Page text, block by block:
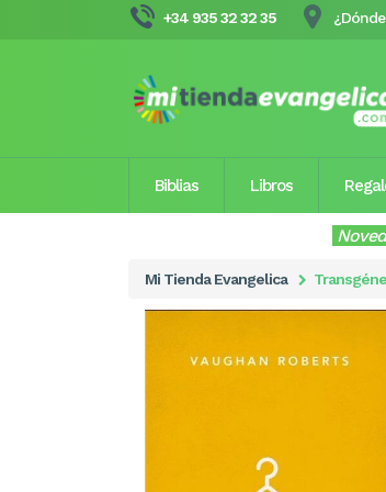
+34 935 32 32 35
Biblias Libros
Mi Tienda Evangelica